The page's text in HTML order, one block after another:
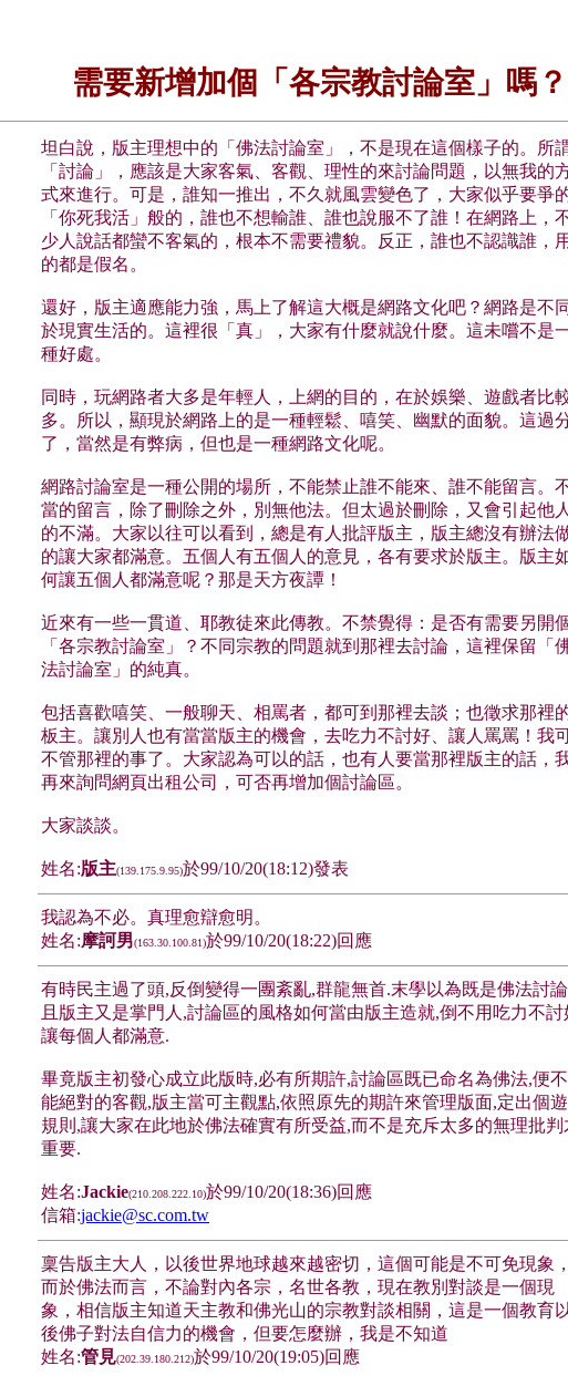
需要新增加個「各宗教討論室」嗎？
坦白說，版主理想中的「佛法討論室」，不是現在這個樣子的。所
「討論」，應該是大家客氣、客觀、理性的來討論問題，以無我的
式來進行。可是，誰知一推出，不久就風雲變色了，大家似乎要爭
「你死我活」般的，誰也不想輸誰、誰也說服不了誰！在網路上，
少人說話都蠻不客氣的，根本不需要禮貌。反正，誰也不認識誰，用
的都是假名。
還好，版主適應能力強，馬上了解這大概是網路文化吧？網路是不同
於現實生活的。這裡很「真」，大家有什麼就說什麼。這未嚐不是
種好處。
同時，玩網路者大多是年輕人，上網的目的，在於娛樂、遊戲者比
多。所以，顯現於網路上的是一種輕鬆、嘻笑、幽默的面貌。這過
了，當然是有弊病，但也是一種網路文化呢。
網路討論室是一種公開的場所，不能禁止誰不能來、誰不能留言。
當的留言，除了刪除之外，別無他法。但太過於刪除，又會引起他人
的不滿。大家以往可以看到，總是有人批評版主，版主總沒有辦法
的讓大家都滿意。五個人有五個人的意見，各有要求於版主。版主
何讓五個人都滿意呢？那是天方夜譚！
近來有一些一貫道、耶教徒來此傳教。不禁覺得：是否有需要另開
「各宗教討論室」？不同宗教的問題就到那裡去討論，這裡保留「
法討論室」的純真。
包括喜歡嘻笑、一般聊天、相罵者，都可到那裡去談；也徵求那裡
板主。讓別人也有當當版主的機會，去吃力不討好、讓人罵罵！我
不管那裡的事了。大家認為可以的話，也有人要當那裡版主的話，
再來詢問網頁出租公司，可否再增加個討論區。
大家談談。
姓名:版主(139.175.9.95)於99/10/20(18:12)發表
我認為不必。真理愈辯愈明。
姓名:摩訶男(163.30.100.81)於99/10/20(18:22)回應
有時民主過了頭,反倒變得一團紊亂,群龍無首.末學以為既是佛法討
且版主又是掌門人,討論區的風格如何當由版主造就,倒不用吃力不討
讓每個人都滿意.
畢竟版主初發心成立此版時,必有所期許,討論區既已命名為佛法,便
能絕對的客觀,版主當可主觀點,依照原先的期許來管理版面,定出個
規則,讓大家在此地於佛法確實有所受益,而不是充斥太多的無理批判
重要.
姓名:Jackie(210.208.222.10)於99/10/20(18:36)回應
信箱:jackie@sc.com.tw
稟告版主大人，以後世界地球越來越密切，這個可能是不可免現象，
而於佛法而言，不論對內各宗，名世各教，現在教別對談是一個現
象，相信版主知道天主教和佛光山的宗教對談相關，這是一個教育
後佛子對法自信力的機會，但要怎麼辦，我是不知道
姓名:管見(202.39.180.212)於99/10/20(19:05)回應